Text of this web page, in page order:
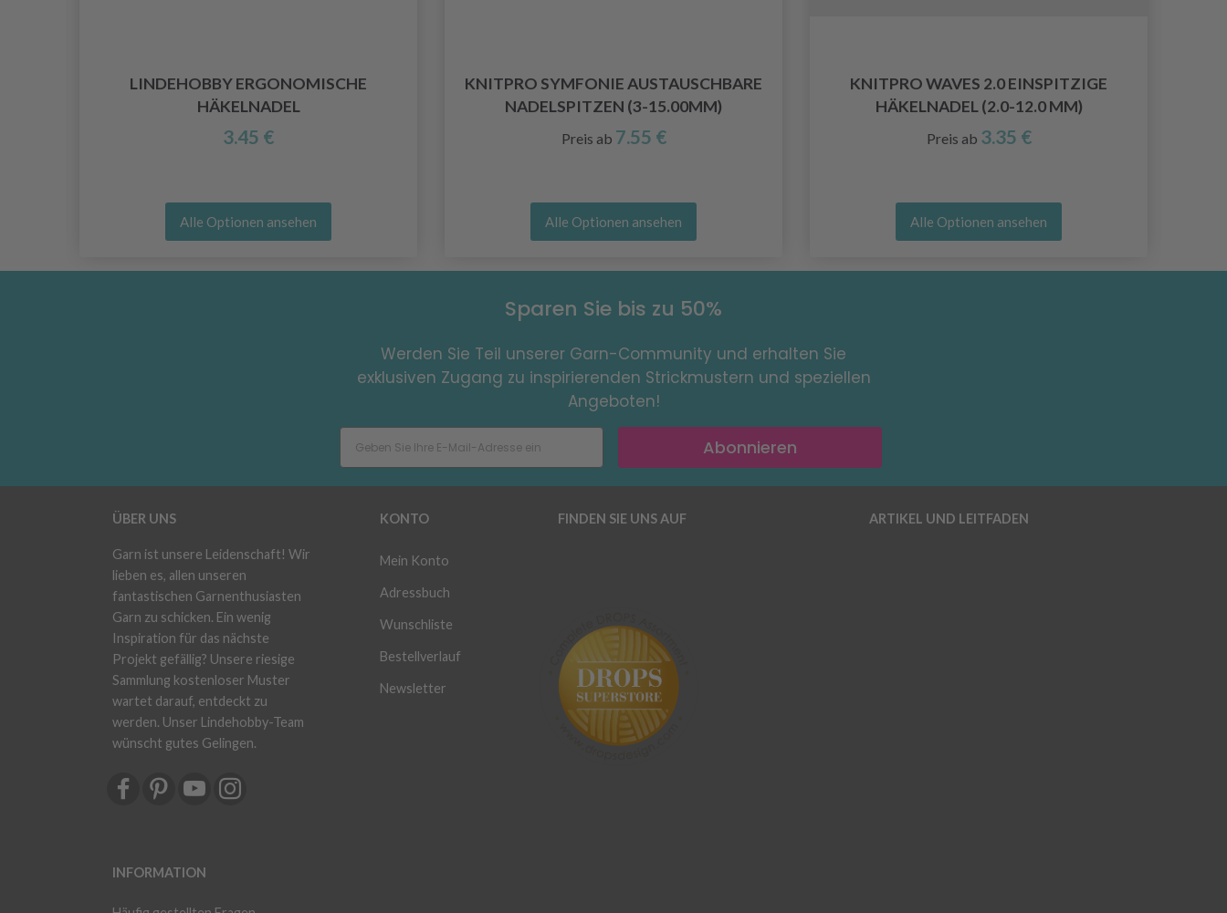
LINDEHOBBY ERGONOMISCHE
HÄKELNADEL
3.45 €
Alle Optionen ansehen
KNITPRO SYMFONIE AUSTAUSCHBARE
NADELSPITZEN (3-15.00MM)
Preis ab 7.55 €
Alle Optionen ansehen
KNITPRO WAVES 2.0 EINSPITZIGE
HÄKELNADEL (2.0-12.0 MM)
Preis ab 3.35 €
Alle Optionen ansehen
Sparen Sie bis zu 50%
Werden Sie Teil unserer Garn-Community und erhalten Sie
exklusiven Zugang zu inspirierenden Strickmustern und speziellen
Angeboten!
Abonnieren
ÜBER UNS
Garn ist unsere Leidenschaft! Wir
lieben es, allen unseren
fantastischen Garnenthusiasten
Garn zu schicken. Ein wenig
Inspiration für das nächste
Projekt gefällig? Unsere riesige
Sammlung kostenloser Muster
wartet darauf, entdeckt zu
werden. Unser Lindehobby-Team
wünscht gutes Gelingen.
INFORMATION
KONTO
Mein Konto
Adressbuch
Wunschliste
Bestellverlauf
Newsletter
FINDEN SIE UNS AUF ARTIKEL UND LEITFADEN